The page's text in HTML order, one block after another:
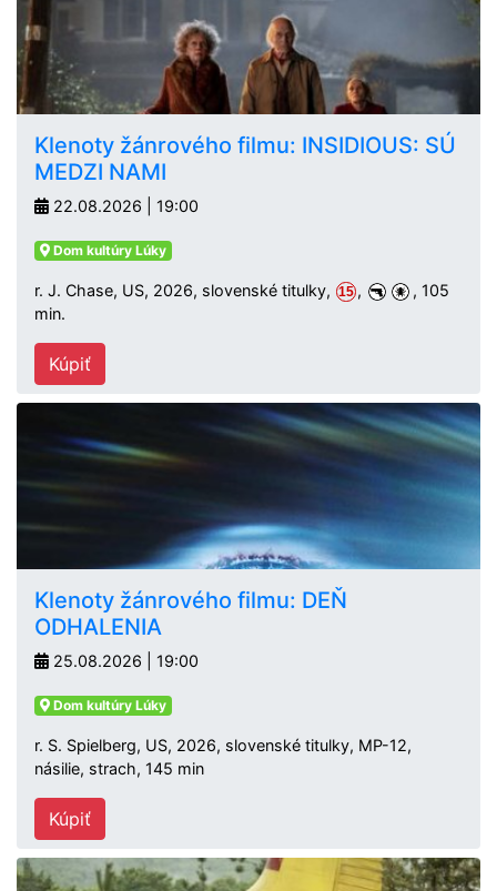
Klenoty žánrového filmu: INSIDIOUS: SÚ
MEDZI NAMI
22.08.2026 | 19:00
Dom kultúry Lúky
r. J. Chase, US, 2026, slovenské titulky, 15 ,
, 105
min.
Kúpiť
Klenoty žánrového filmu: DEŇ
ODHALENIA
25.08.2026 | 19:00
Dom kultúry Lúky
r. S. Spielberg, US, 2026, slovenské titulky, MP-12,
násilie, strach, 145 min
Kúpiť